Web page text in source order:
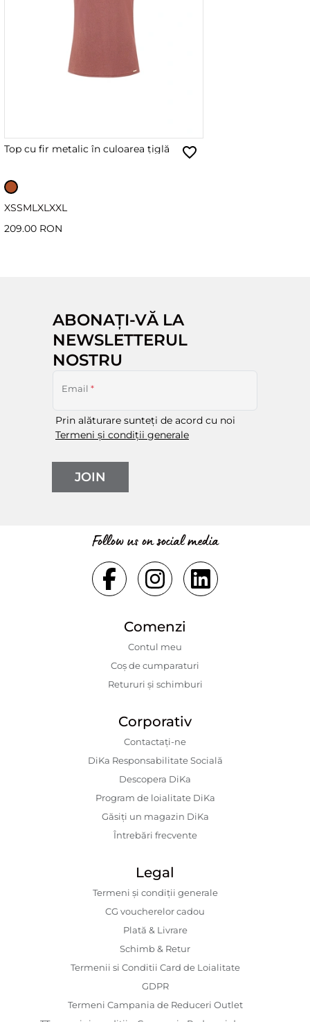
Top cu fir metalic în culoarea țiglă
XSSML XL XXL
209.00 RON
ABONAȚI-VĂ LA
NEWSLETTERUL
NOSTRU
Email *
Prin alăturare sunteți de acord cu noi
Termeni și condiții generale
JOIN
Follow us on social media
Comenzi
Contul meu
Coș de cumparaturi
Retururi și schimburi
Corporativ
Contactaţi-ne
DiKa Responsabilitate Socială
Descopera DiKa
Program de loialitate DiKa
Găsiți un magazin DiKa
Întrebări frecvente
Legal
Termeni și condiții generale
CG voucherelor cadou
Plată & Livrare
Schimb & Retur
Termenii si Conditii Card de Loialitate
GDPR
Termeni Campania de Reduceri Outlet